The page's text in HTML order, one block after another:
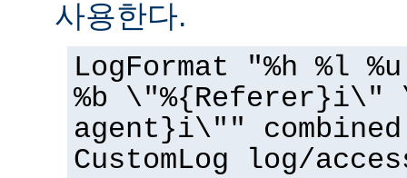
사용한다.
LogFormat "%h %l
%b \"%{Referer}i\"
agent}i\"" combined
CustomLog log/